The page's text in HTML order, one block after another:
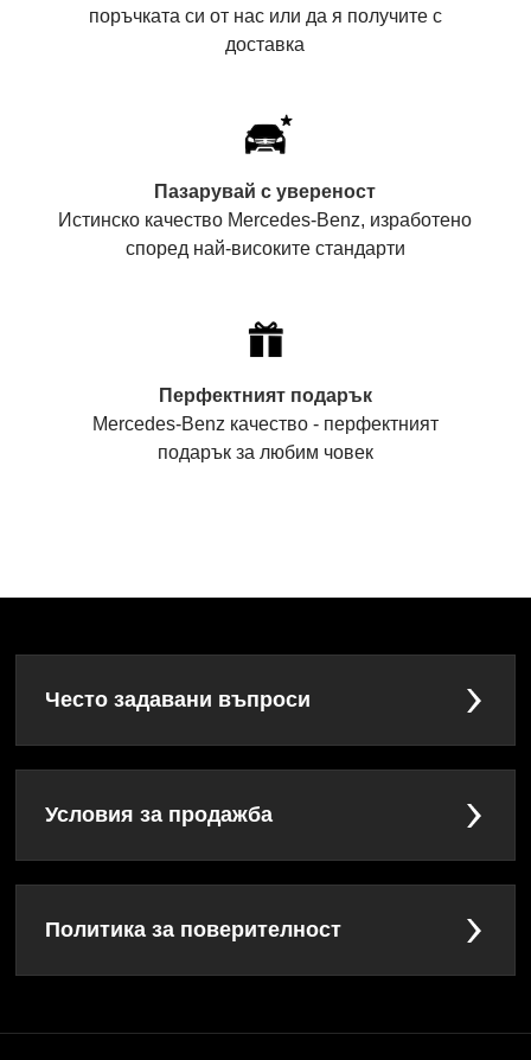
поръчката си от нас или да я получите с
доставка
Пазарувай с увереност
Истинско качество Mercedes-Benz, изработено
според най-високите стандарти
Перфектният подарък
Mercedes-Benz качество - перфектният
подарък за любим човек
Често задавани въпроси
Условия за продажба
Политика за поверителност